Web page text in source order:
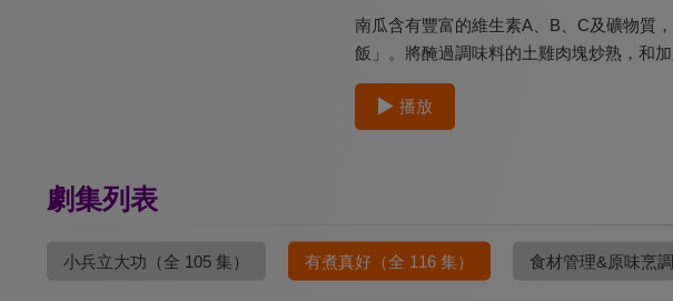
南瓜含有豐富的維生素A、B、C及礦物質
飯」。將醃過調味料的土雞肉塊炒熟，和
播放
劇集列表
小兵立大功 （全 105 集） 有煮真好 （全 116 集） 食材管理&原味烹調